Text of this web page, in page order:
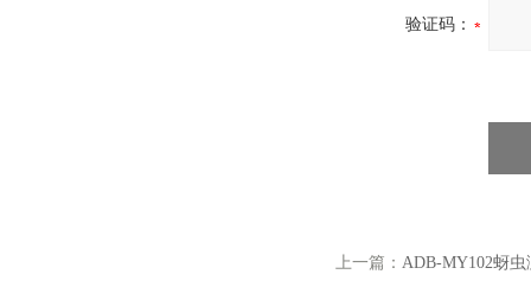
验证码：
上一篇： ADB-MY102蚜虫